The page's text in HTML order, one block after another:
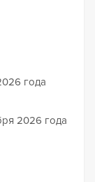
года
2026 года